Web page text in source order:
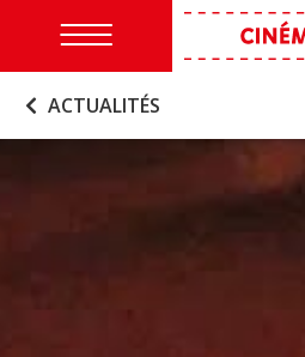
ACTUALITÉS